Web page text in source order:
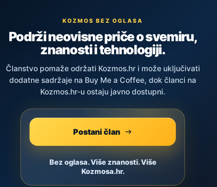
KOZMOS BEZ OGLASA
Podrži neovisne priče o svemiru,
znanosti i tehnologiji.
Članstvo pomaže održati Kozmos.hr i može uključivati
dodatne sadržaje na Buy Me a Coffee, dok članci na
Kozmos.hr-u ostaju javno dostupni.
Postani član
Bez oglasa. Više znanosti. Više
Kozmosa.hr.